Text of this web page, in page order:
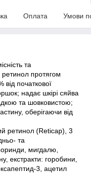
Оплата Умови
та
ретинол протягом
від початкової
надає шкірі сяйва
та шовковистою;
оберігаючи від
ретинол (Reticap), 3
та
мигдалю,
екстракти: горобини,
3, ацетил